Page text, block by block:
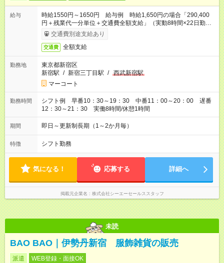
給与
時給1550円～1650円 給与例 時給1,650円の場合「290,400
円＋残業代一分単位＋交通費全額支給」（実動8時間×22日勤務
の場合 お時給は一例です。ご経験により異なります）
交通費別途支給あり
交通費 全額支給
勤務地
東京都新宿区
新宿駅 / 新宿三丁目駅 / 西武新宿駅
マーコート
勤務時間
シフト例 早番10：30～19：30 中番11：00～20：00 遅番
12：30～21：30 実働8時間/休憩1時間
期間 即日～更新制長期（1～2か月毎）
特徴 シフト勤務
気になる！ 応募する 詳細へ
掲載元企業名 株式会社シーエーセールススタッフ
未読
BAO BAO｜伊勢丹新宿 服飾雑貨の販売
派遣 WEB登録・面接OK